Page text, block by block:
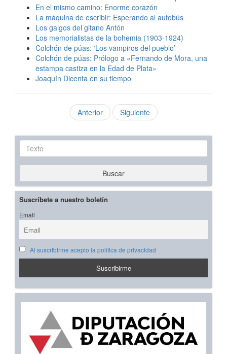
En el mismo camino: Enorme corazón
La máquina de escribir: Esperando al autobús
Los galgos del gitano Antón
Los memorialistas de la bohemia (1903-1924)
Colchón de púas: ‘Los vampiros del pueblo’
Colchón de púas: Prólogo a «Fernando de Mora, una
estampa castiza en la Edad de Plata»
Joaquín Dicenta en su tiempo
Anterior Siguiente
Texto
Buscar
Suscríbete a nuestro boletín
Email
Al suscribirme acepto la política de privacidad